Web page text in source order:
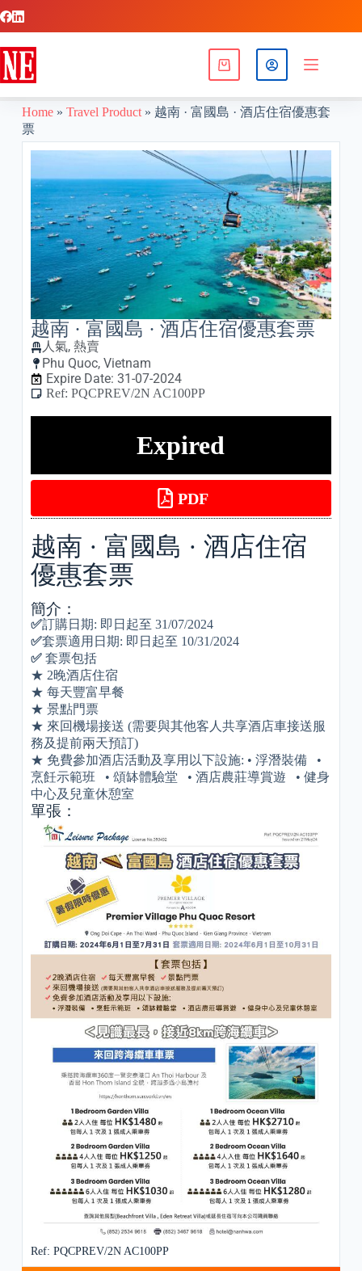
Home» Travel Product» 越南 · 富國島 · 酒店住宿優惠套
票
越南 · 富國島 · 酒店住宿優惠套票
人氣, 熱賣
Phu Quoc, Vietnam
Expire Date: 31-07-2024
Ref: PQCPREV/2N AC100PP
Expired
PDF
越南 · 富國島 · 酒店住宿
優惠套票
簡介：
✅訂購日期: 即日起至 31/07/2024
✅套票適用日期: 即日起至 10/31/2024
✅ 套票包括
★ 2晚酒店住宿
★ 每天豐富早餐
★ 景點門票
★ 來回機場接送 (需要與其他客人共享酒店車接送服
務及提前兩天預訂)
★ 免費參加酒店活動及享用以下設施: • 浮潛裝備 •
烹飪示範班 • 頌缽體驗堂 • 酒店農莊導賞遊 • 健身
中心及兒童休憩室
單張：
Ref: PQCPREV/2N AC100PP